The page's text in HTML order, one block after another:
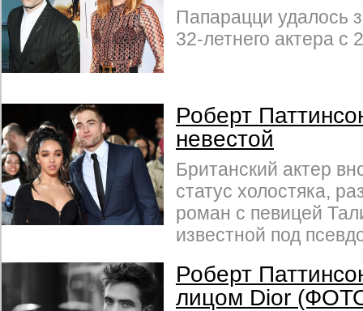
Папарацци удалось
32-летнего актера с
Роберт
невестой
Британский актер
статус холостяка,
роман с певицей
известной под
Роберт
лицом Dior